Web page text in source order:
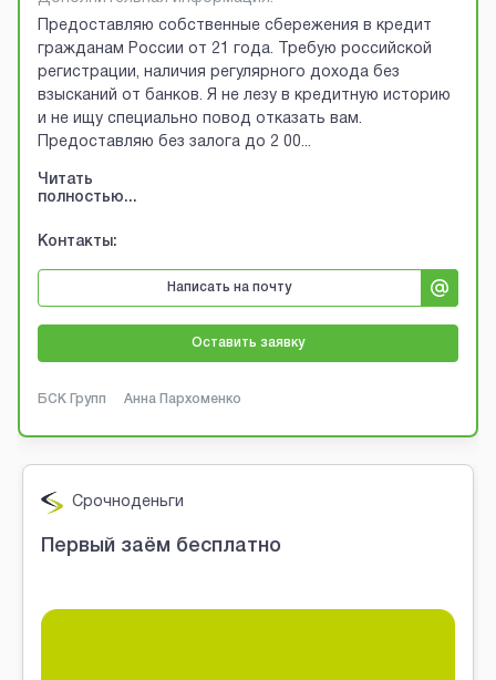
Предоставляю собственные сбережения в кредит
гражданам России от 21 года. Требую российской
регистрации, наличия регулярного дохода без
взысканий от банков. Я не лезу в кредитную историю
и не ищу специально повод отказать вам.
Предоставляю без залога до 2 00...
Читать
полностью...
Контакты:
Написать на почту
Оставить заявку
БСК Групп Анна Пархоменко
заём бесплатно